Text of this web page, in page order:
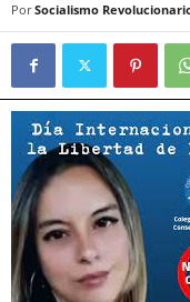
Por Socialismo